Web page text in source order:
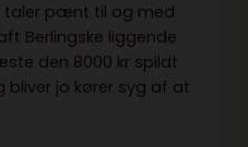
taler pænt til og med
Berlingske liggende
den 8000 kr spildt
bliver jo kører syg af at